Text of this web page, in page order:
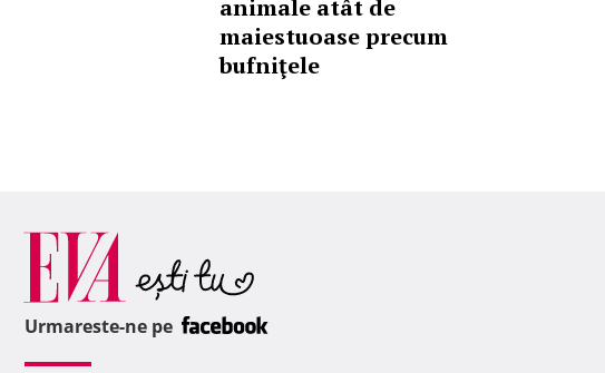
animale atât de
maiestuoase precum
bufniţele
Urmareste-ne pe